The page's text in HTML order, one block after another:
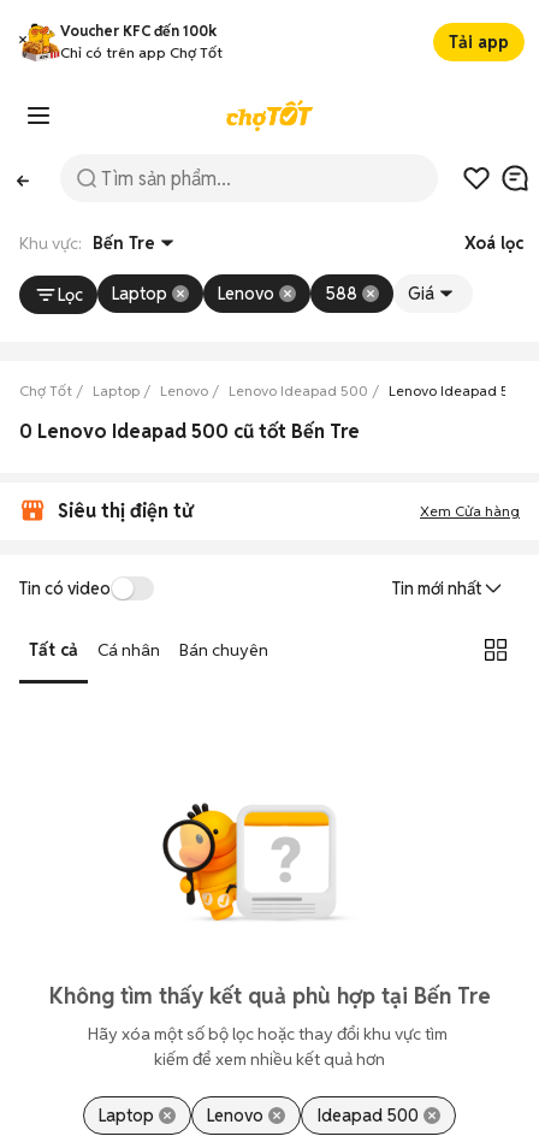
Voucher KFC đến 100k
Chỉ có trên app Chợ Tốt
Tải app
Khu vực: Bến Tre Xoá lọc
Lọc Laptop Lenovo 588 Giá
Chợ Tốt Laptop Lenovo Lenovo Ideapad 500 Lenovo Ideapad 500
0 Lenovo Ideapad 500 cũ tốt Bến Tre
Siêu thị điện tử Xem Cửa hàng
Tin có video Tin mới nhất
Tất cả Cá nhân Bán chuyên
Không tìm thấy kết quả phù hợp tại Bến Tre
Hãy xóa một số bộ lọc hoặc thay đổi khu vực tìm
kiếm để xem nhiều kết quả hơn
Laptop Lenovo Ideapad 500